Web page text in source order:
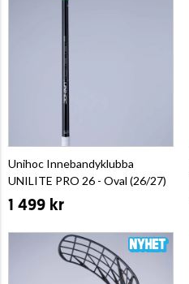
Unihoc Innebandyklubba
UNILITE PRO 26 - Oval (26/27)
1 499 kr